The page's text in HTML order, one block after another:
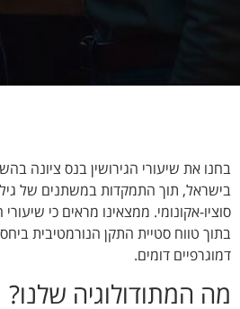
בחנו את שיעורי הגירושין בנס ציונה
בישראל, תוך התמקדות במשתנים של
סוציו-אקונומי. ממצאינו מראים כי
בתוך טווח סטיית התקן הנורמטיבית
דמוגרפיים דומים.
מה המתודולוגיה שלנו?